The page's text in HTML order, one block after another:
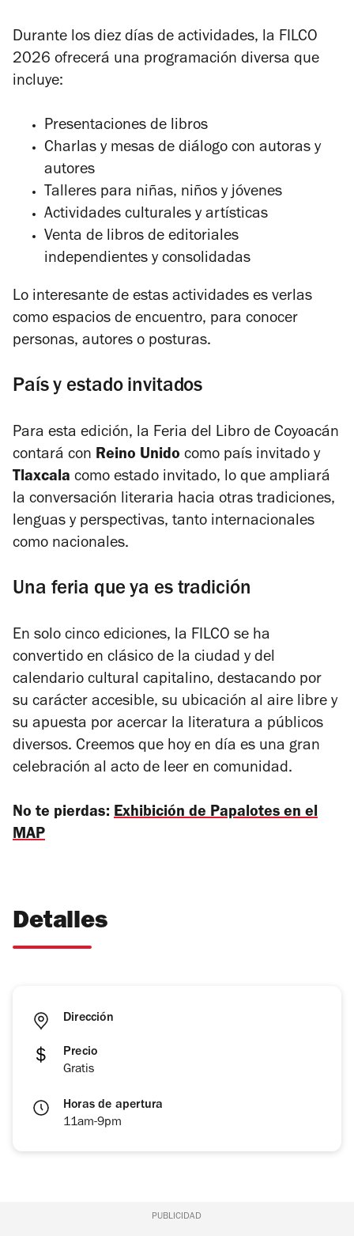
Durante los diez días de actividades, la FILCO
2026 ofrecerá una programación diversa que
incluye:
Presentaciones de libros
Charlas y mesas de diálogo con autoras y
autores
Talleres para niñas, niños y jóvenes
Actividades culturales y artísticas
Venta de libros de editoriales
independientes y consolidadas
Lo interesante de estas actividades es verlas
como espacios de encuentro, para conocer
personas, autores o posturas.
País y estado invitados
Para esta edición, la Feria del Libro de Coyoacán
contará con Reino Unido como país invitado y
Tlaxcala como estado invitado, lo que ampliará
la conversación literaria hacia otras tradiciones,
lenguas y perspectivas, tanto internacionales
como nacionales.
Una feria que ya es tradición
En solo cinco ediciones, la FILCO se ha
convertido en clásico de la ciudad y del
calendario cultural capitalino, destacando por
su carácter accesible, su ubicación al aire libre y
su apuesta por acercar la literatura a públicos
diversos. Creemos que hoy en día es una gran
celebración al acto de leer en comunidad.
No te pierdas: Exhibición de Papalotes en el
MAP
Detalles
Dirección
Precio
Gratis
Horas de apertura
11am-9pm
PUBLICIDAD